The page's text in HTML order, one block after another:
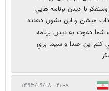
با ديدن برنامه هايي
ميشن و اين نشون دهنده
شما دعوت به ديدن برنامه
كنم اين صدا و سيما براي
۲۱:۰۸ - ۱۳۹۳/۰۹/۰۸